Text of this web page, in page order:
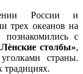
России и
трех океанов на
с
столбы»,
страны.
традициях.